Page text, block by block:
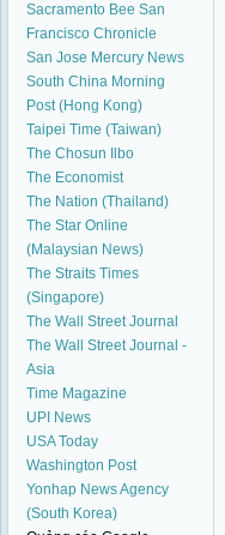
Sacramento Bee San
Francisco Chronicle
San Jose Mercury News
South China Morning
Post (Hong Kong)
Taipei Time (Taiwan)
The Chosun Ilbo
The Economist
The Nation (Thailand)
The Star Online
(Malaysian News)
The Straits Times
(Singapore)
The Wall Street Journal
The Wall Street Journal -
Asia
Time Magazine
UPI News
USA Today
Washington Post
Yonhap News Agency
(South Korea)